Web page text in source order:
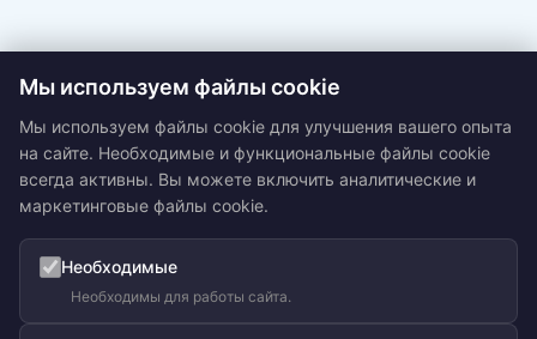
Мы используем файлы cookie
Мы используем файлы cookie для улучшения вашего опыта
на сайте. Необходимые и функциональные файлы cookie
всегда активны. Вы можете включить аналитические и
маркетинговые файлы cookie.
Необходимые
Необходимы для работы сайта.